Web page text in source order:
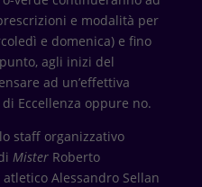
e modalità per
e domenica) e fino
agli inizi del
ad un’effettiva
Eccellenza oppure no.
staff organizzativo
MisterRoberto
Alessandro Sellan